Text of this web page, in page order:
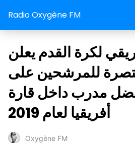
Radio Oxygène FM
لكرة القدم يعلن
للمرشحين على
مدرب داخل قارة
أفريقيا لعام 2019
Oxygène FM